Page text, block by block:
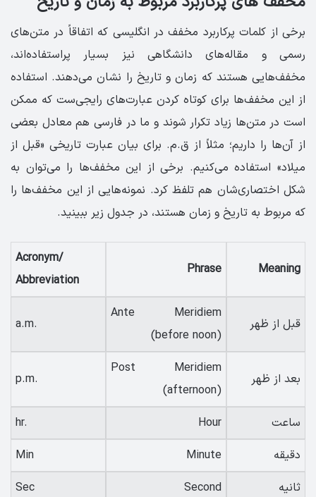
برخی از کلمات پرکاربرد مخفف در انگلیسی که اتفاقاً در متن‌های
رسمی و مقاله‌های دانشگاهی نیز بسیار پراستفاده‌اند،
مخفف‌هایی هستند که زمان و تاریخ را نشان می‌دهند. استفاده
از این مخفف‌ها برای کوتاه کردن عبارت‌های رایجی‌ست که ممکن
است در متن‌ها زیاد تکرار شوند و ما در فارسی هم معادل بعضی
از آن‌ها را داریم؛ مثلاً از ق.م. برای بیان عبارت تاریخی «قبل از
میلاد» استفاده می‌کنیم. برخی از این مخفف‌ها را می‌توان به
شکل اختصاری‌شان هم تلفظ کرد. نمونه‌هایی از این مخفف‌ها را
که مربوط به تاریخ و زمان هستند، در جدول زیر ببینید.
Meaning
Phrase
Acronym/
Abbreviation
قبل از ظهر
Ante Meridiem
(before noon)
a.m.
بعد از ظهر
Post Meridiem
(afternoon)
p.m.
ساعت Hour
hr.
دقیقه
Minute
Min
ثانیه
Second
Sec